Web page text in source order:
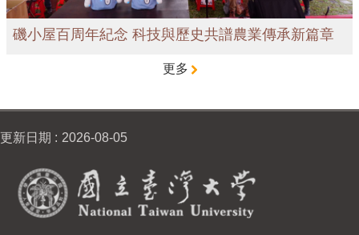
磯小屋百周年紀念 科技與歷史共譜農業傳承新篇章
更多
更新日期 2026-08-05